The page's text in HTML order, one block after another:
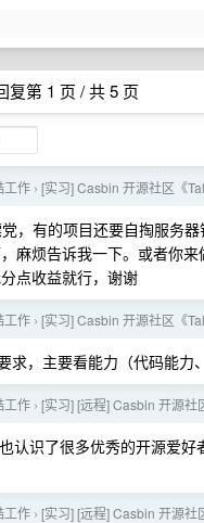
复第 1 页 / 共 5 页
工作 › [实习] Casbin 开源社区《
，有的项目还要自掏服务
麻烦告诉我一下。或者你
点收益就行，谢谢
工作 › [实习] Casbin 开源社区《
求，主要看能力（代码能力
工作 › [实习] [远程] Casbin 开源社
认识了很多优秀的开源爱
工作 › [实习] [远程] Casbin 开源社